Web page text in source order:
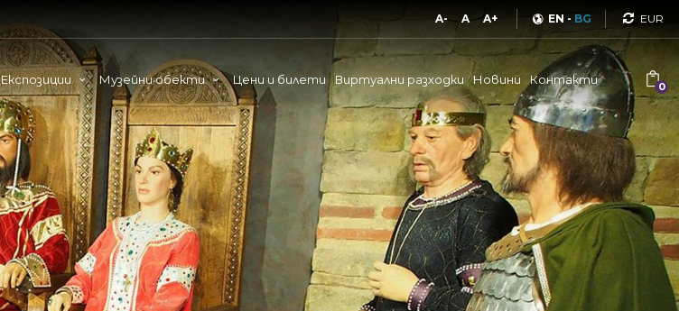
A- A A+ EN - BG
Експозиции Музейни обекти Цени и билети Виртуални разходки Новини Контакти 0